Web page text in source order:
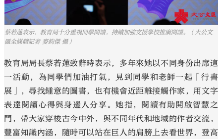
蔡若蓮表示，教育局十分重視同學閱讀，持續加強支援學校推廣閱讀。（大公文
匯全媒體記者 麥鈞傑 攝）
教育局局長蔡若蓮致辭時表示，多年來她以不同身份出席這
一活動，為同學們加油打氣，見到同學和老師一起「行書
展」，尋找鍾意的圖書，也有機會近距離接觸作家，用文字
表達閱讀心得與身邊人分享。她指，閱讀有助開啟智慧之
門，帶大家穿梭古今中外，與不同年代和地域的作者交流，
豐富知識內涵，隨時可以站在巨人的肩膀上去看世界，登高